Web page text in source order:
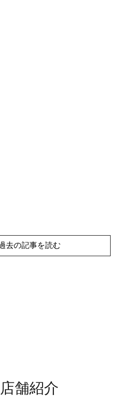
去の記事を読む
店舗紹介